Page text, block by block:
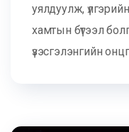
уялдуулж,
хамтын бүтээл
үзэсгэлэнгийн